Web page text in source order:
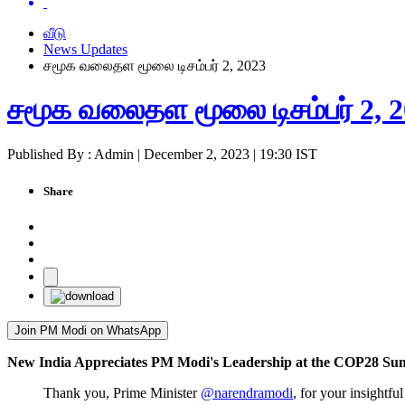
வீடு
News Updates
சமூக வலைதள மூலை டிசம்பர் 2, 2023
சமூக வலைதள மூலை டிசம்பர் 2,
Published By : Admin | December 2, 2023 | 19:30 IST
Share
Join PM Modi on WhatsApp
New India Appreciates PM Modi's Leadership at the COP28
Thank you, Prime Minister @narendramodi, for your insightful